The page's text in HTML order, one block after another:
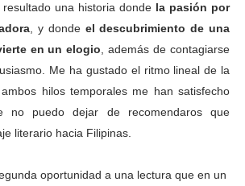
una historia donde la pasión por
, y donde el descubrimiento de una
en un elogio , además de contagiarse
Me ha gustado el ritmo lineal de la
hilos temporales me han satisfecho
no puedo dejar de recomendaros que
literario hacia Filipinas.
oportunidad a una lectura que en un